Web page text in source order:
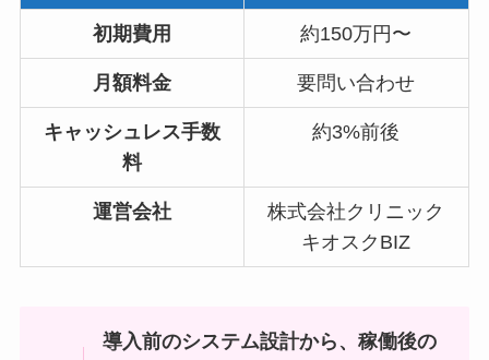
初期費用 約150万円〜
月額料金 要問い合わせ
キャッシュレス手数
料
約3%前後
運営会社
株式会社クリニック
キオスクBIZ
導入前のシステム設計から、稼働後の